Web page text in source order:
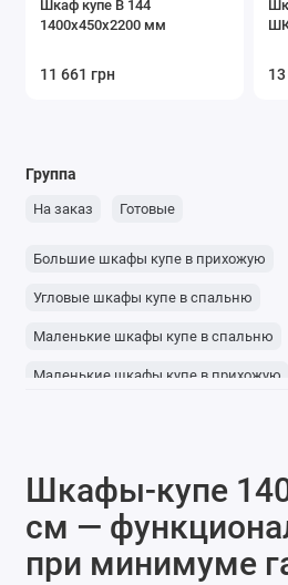
Шкафы-купе
см —
при минимуме
Шкаф купе В 144
1400х450х2200 мм
11 661 грн
Группа
На заказ Готовые
Большие шкафы купе в прихожую
Угловые шкафы купе в спальню
Маленькие шкафы купе в спальню
Маленькие шкафы купе в прихожую
Трехдверные шкафы купе с зеркалом
Шкафы-купе в прихожую с зеркалом